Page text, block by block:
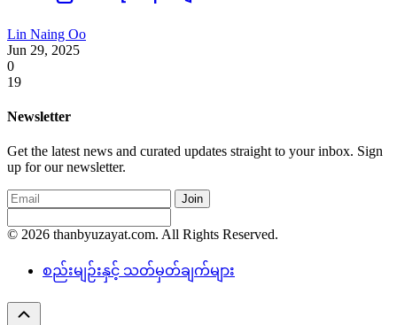
Lin Naing Oo
Jun 29, 2025
0
19
Newsletter
Get the latest news and curated updates straight to your inbox. Sign
up for our newsletter.
Join
© 2026 thanbyuzayat.com. All Rights Reserved.
စည်းမျဉ်းနှင့် သတ်မှတ်ချက်များ